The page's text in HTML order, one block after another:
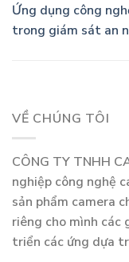
Ứng dụng công
trong giám sát an
VỀ CHÚNG TÔI
CÔNG TY TNHH
nghiệp công nghệ
sản phẩm camera
riêng cho mình các
triển các ứng dựa